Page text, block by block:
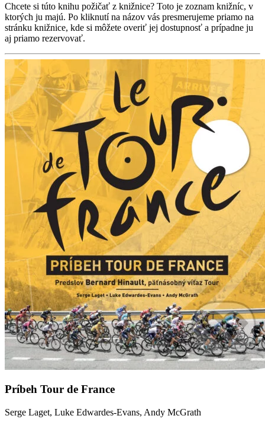
Chcete si túto knihu požičať z knižnice? Toto je zoznam knižníc, v
ktorých ju majú. Po kliknutí na názov vás presmerujeme priamo na
stránku knižnice, kde si môžete overiť jej dostupnosť a prípadne ju
aj priamo rezervovať.
Príbeh Tour de France
Serge Laget, Luke Edwardes-Evans, Andy McGrath